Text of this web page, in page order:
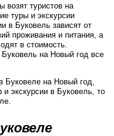
возят туристов на
туры и экскурсии
в Буковель зависят от
проживания и питания, а
в стоимость.
на Новый год все
Буковеле на Новый год,
экскурсии в Буковель, то